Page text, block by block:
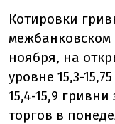
Котировки
ноября, на
уровне 15,3-
15,4-15,9
торгов в